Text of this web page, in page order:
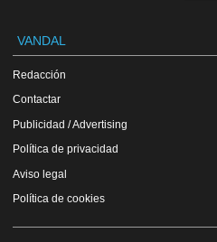
VANDAL
Redacción
Contactar
Publicidad / Advertising
Política de privacidad
Aviso legal
Política de cookies